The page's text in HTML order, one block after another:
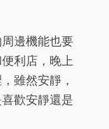
邊機能也要
利店，晚上
雖然安靜，
歡安靜還是